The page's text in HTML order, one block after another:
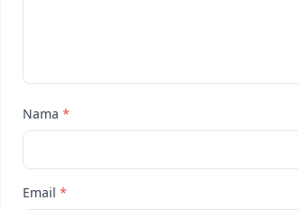
Nama *
Email *